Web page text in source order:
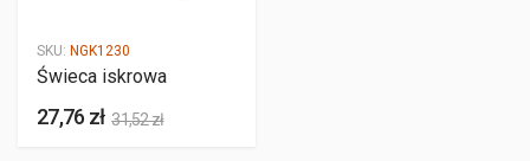
SKU: NGK1230
Świeca iskrowa
27,76 zł 31,52 zł